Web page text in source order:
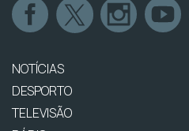
NOTÍCIAS
DESPORTO
TELEVISÃO